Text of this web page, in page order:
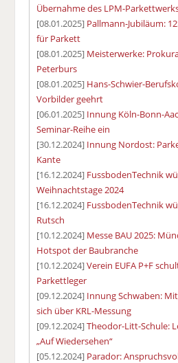
Übernahme des LPM-
[08.01.2025] Pallmann-Jubiläum:
für Parkett
[08.01.2025] Meisterwerke:
Peterburs
[08.01.2025] Hans-Schwier-
Vorbilder geehrt
[06.01.2025] Innung Köln-Bonn-
Seminar-Reihe ein
[30.12.2024] Innung Nordost:
Kante
[16.12.2024] FussbodenTechnik
Weihnachtstage 2024
[16.12.2024] FussbodenTechnik
Rutsch
[10.12.2024] Messe BAU 2025:
Hotspot der Baubranche
[10.12.2024]Verein EUFA P+F
Parkettleger
[09.12.2024] Innung Schwaben:
sich über KRL-Messung
[09.12.2024]Theodor-Litt-Schule:
„Auf Wiedersehen“
[05.12.2024] Parador: